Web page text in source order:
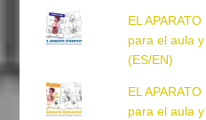
EL
para el aula
(ES/EN)
EL
para el aula